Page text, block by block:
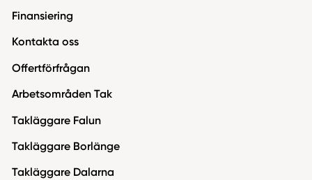
Finansiering
Kontakta oss
Offertförfrågan
Arbetsområden Tak
Takläggare Falun
Takläggare Borlänge
Takläggare Dalarna